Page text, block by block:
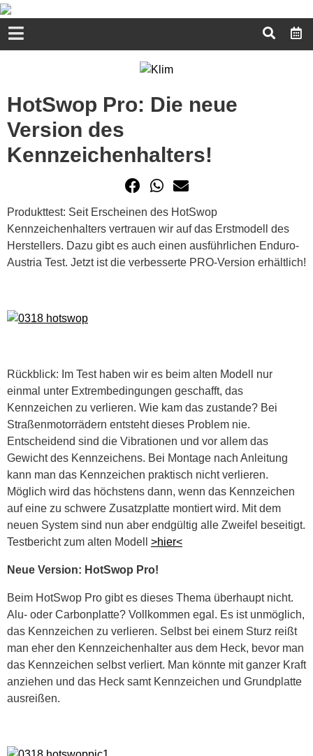
HotSwop Pro: Die neue
Version des
Kennzeichenhalters!
Produkttest: Seit Erscheinen des HotSwop
Kennzeichenhalters vertrauen wir auf das Erstmodell des
Herstellers. Dazu gibt es auch einen ausführlichen Enduro-
Austria Test. Jetzt ist die verbesserte PRO-Version erhältlich!
Rückblick: Im Test haben wir es beim alten Modell nur
einmal unter Extrembedingungen geschafft, das
Kennzeichen zu verlieren. Wie kam das zustande? Bei
Straßenmotorrädern entsteht dieses Problem nie.
Entscheidend sind die Vibrationen und vor allem das
Gewicht des Kennzeichens. Bei Montage nach Anleitung
kann man das Kennzeichen praktisch nicht verlieren.
Möglich wird das höchstens dann, wenn das Kennzeichen
auf eine zu schwere Zusatzplatte montiert wird. Mit dem
neuen System sind nun aber endgültig alle Zweifel beseitigt.
Testbericht zum alten Modell >hier<
Neue Version: HotSwop Pro!
Beim HotSwop Pro gibt es dieses Thema überhaupt nicht.
Alu- oder Carbonplatte? Vollkommen egal. Es ist unmöglich,
das Kennzeichen zu verlieren. Selbst bei einem Sturz reißt
man eher den Kennzeichenhalter aus dem Heck, bevor man
das Kennzeichen selbst verliert. Man könnte mit ganzer Kraft
anziehen und das Heck samt Kennzeichen und Grundplatte
ausreißen.